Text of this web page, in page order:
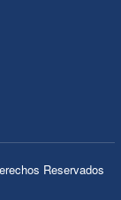
Reservados